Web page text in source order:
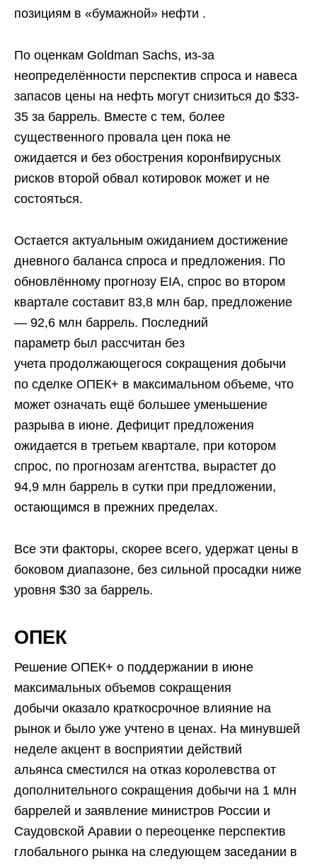
позициям в «бумажной» нефти .
По оценкам Goldman Sachs, из-за
неопределённости перспектив спроса и навеса
запасов цены на нефть могут снизиться до $33-
35 за баррель. Вместе с тем, более
существенного провала цен пока не
ожидается и без обострения коронfвирусных
рисков второй обвал котировок может и не
состояться.
Остается актуальным ожиданием достижение
дневного баланса спроса и предложения. По
обновлённому прогнозу ЕIA, спрос во втором
квартале составит 83,8 млн бар, предложение
— 92,6 млн баррель. Последний
параметр был рассчитан без
учета продолжающегося сокращения добычи
по сделке ОПЕК+ в максимальном объеме, что
может означать ещё большее уменьшение
разрыва в июне. Дефицит предложения
ожидается в третьем квартале, при котором
спрос, по прогнозам агентства, вырастет до
94,9 млн баррель в сутки при предложении,
остающимся в прежних пределах.
Все эти факторы, скорее всего, удержат цены в
боковом диапазоне, без сильной просадки ниже
уровня $30 за баррель.
ОПЕК
Решение ОПЕК+ о поддержании в июне
максимальных объемов сокращения
добычи оказало краткосрочное влияние на
рынок и было уже учтено в ценах. На минувшей
неделе акцент в восприятии действий
альянса сместился на отказ королевства от
дополнительного сокращения добычи на 1 млн
баррелей и заявление министров России и
Саудовской Аравии о переоценке перспектив
глобального рынка на следующем заседании в